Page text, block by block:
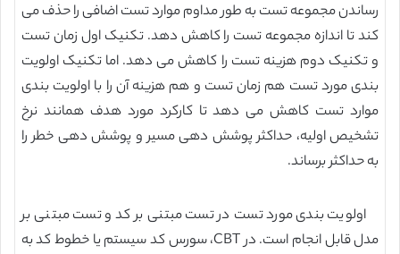
رساندن مجموعه تست به طور مداوم موارد تست اضافی را حذف می
کند تا اندازه مجموعه تست را کاهش دهد. تکنیک اول زمان تست
و تکنیک دوم هزینه تست را کاهش می دهد. اما تکنیک اولویت
بندی مورد تست هم زمان تست و هم هزینه آن را با اولویت بندی
موارد تست کاهش می دهد تا کارکرد مورد هدف همانند نرخ
تشخیص اولیه، حداکثر پوشش دهی مسیر و پوشش دهی خطر را
به حداکثر برساند.
اولویت بندی مورد تست در تست مبتنی بر کد و تست مبتنی بر
مدل قابل انجام است. در CBT، سورس کد سیستم یا خطوط کد به